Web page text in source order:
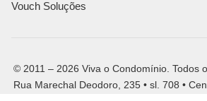
Vouch Soluções
© 2011 – 2026 Viva o Condomínio. Todos
Rua Marechal Deodoro, 235 • sl. 708 •